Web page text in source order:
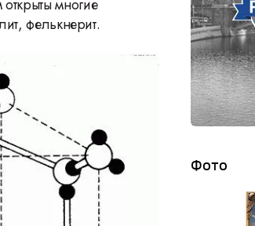
многие
фелькнерит.
Фото